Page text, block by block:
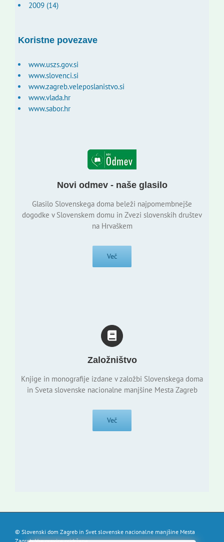
2009 (14)
Koristne povezave
www.uszs.gov.si
www.slovenci.si
www.zagreb.veleposlanistvo.si
www.vlada.hr
www.sabor.hr
Novi odmev - naše glasilo
Glasilo Slovenskega doma beleži najpomembnejše
dogodke v Slovenskem domu in Zvezi slovenskih društev
na Hrvaškem
Več
Založništvo
Knjige in monografije izdane v založbi Slovenskega doma
in Sveta slovenske nacionalne manjšine Mesta Zagreb
Več
© Slovenski dom Zagreb in Svet slovenske nacionalne manjšine Mesta